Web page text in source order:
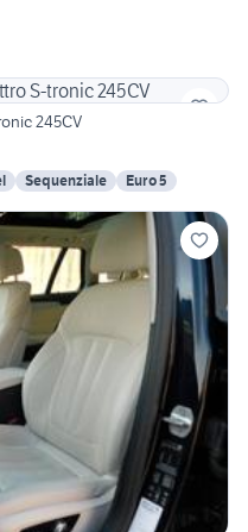
245CV
Sequenziale Euro 5